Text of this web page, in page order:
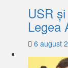
USR
Legea
6 august